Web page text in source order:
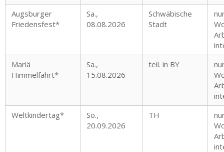
Augsburger
Friedensfest*
Sa.,
08.08.2026
Schwäbische
Stadt
Mariä
Himmelfahrt*
Sa.,
15.08.2026
teil. in BY
Weltkindertag*
So.,
20.09.2026
TH